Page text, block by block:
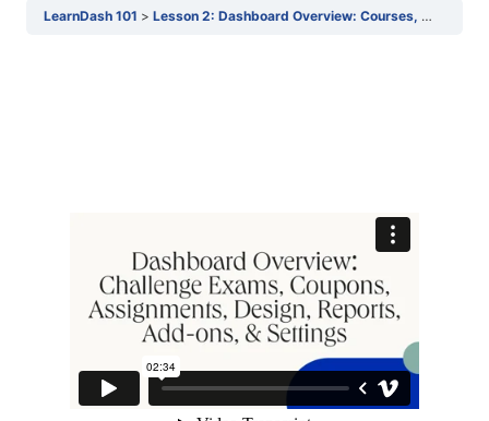
LearnDash 101 Lesson 2: Dashboard Overview: Courses, Lessons, & Topics